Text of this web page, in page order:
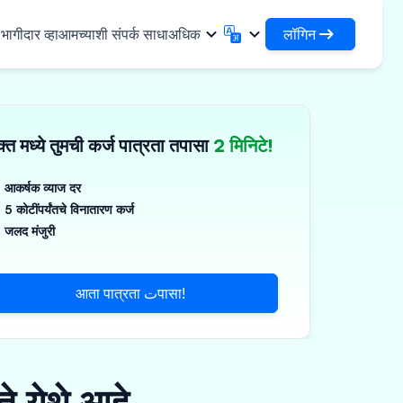
शेअर करा
आणि औद्योगिक रसायने
लहान उपकरणे
व्हाआमच्याशी संपर्क साधाअधिक
हिन्दी
தமிழ்
Tamil
తెలుగు
Telugu
বাংলা
മലയാളം
लॉगिन
DSA म्हणून लॉगिन करा
मध्ये तुमची कर्ज पात्रता तपासा 2 मिनिटे!
आकर्षक व्याज दर
5 कोटींपर्यंतचे विनातारण कर्ज
जलद मंजुरी
आता पात्रता تपासा!